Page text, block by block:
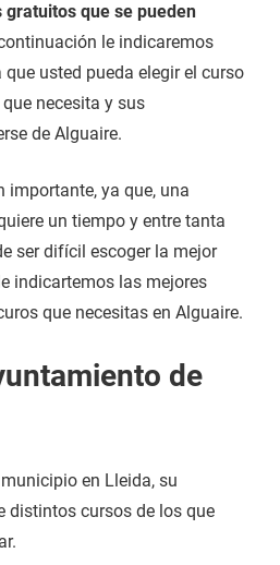
gratuitos que se pueden
le indicaremos
usted pueda elegir el curso
necesita y sus
de Alguaire.
importante, ya que, una
un tiempo y entre tanta
ser difícil escoger la mejor
indicartemos las mejores
que necesitas en Alguaire.
de
en Lleida, su
distintos cursos de los que